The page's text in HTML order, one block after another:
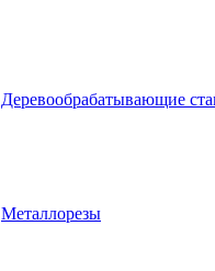
Деревообрабатывающие
Металлорезы